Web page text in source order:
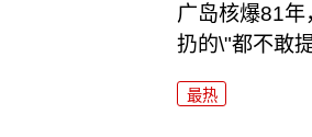
广岛核爆81年
扔的\"都不敢提
最热